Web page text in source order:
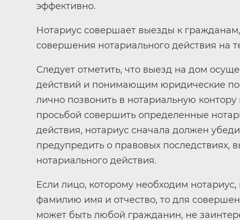
эффективно.
Нотариус совершает выезды к
совершения нотариального действия на
Следует отметить, что выезд на дом
действий и понимающим юридические
лично позвонить в нотариальную
просьбой совершить определенные
действия, нотариус сначала должен
предупредить о правовых последствиях,
нотариального действия.
Если лицо, которому необходим
фамилию имя и отчество, то для
может быть любой гражданин, не